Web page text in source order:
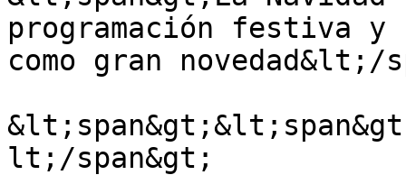
programación festiva y
como gran novedad&lt;/
lt;/span&gt;